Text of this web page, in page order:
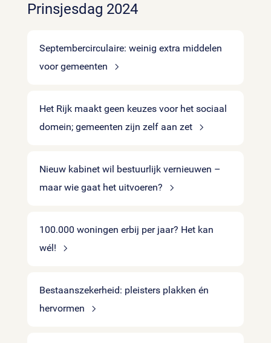
Prinsjesdag 2024
Septembercirculaire: weinig extra middelen
voor gemeenten
Het Rijk maakt geen keuzes voor het sociaal
domein; gemeenten zijn zelf aan zet
Nieuw kabinet wil bestuurlijk vernieuwen –
maar wie gaat het uitvoeren?
100.000 woningen erbij per jaar? Het kan
wél!
Bestaanszekerheid: pleisters plakken én
hervormen